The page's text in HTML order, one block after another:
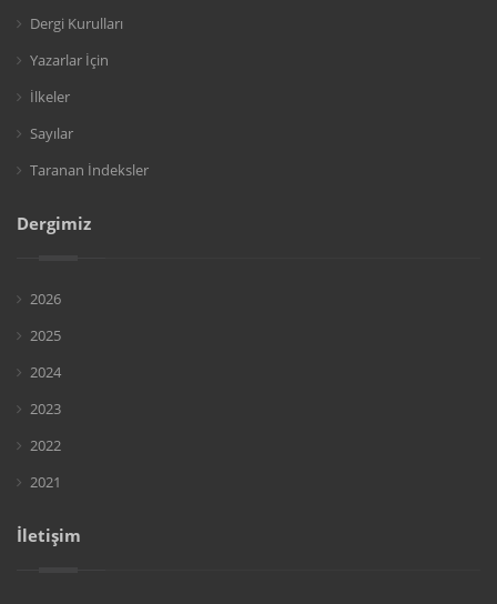
Dergi Kurulları
Yazarlar İçin
İlkeler
Sayılar
Taranan İndeksler
Dergimiz
2026
2025
2024
2023
2022
2021
İletişim